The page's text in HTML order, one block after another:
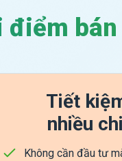
điểm bán
Tiết
nhiều
Không cần đầu tư